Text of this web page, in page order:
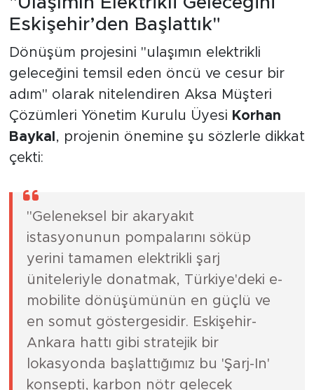
Eskişehir’den Başlattık"
Dönüşüm projesini "ulaşımın elektrikli
geleceğini temsil eden öncü ve cesur bir
adım" olarak nitelendiren Aksa Müşteri
Çözümleri Yönetim Kurulu Üyesi Korhan
Baykal , projenin önemine şu sözlerle dikkat
çekti:
"Geleneksel bir akaryakıt
istasyonunun pompalarını söküp
yerini tamamen elektrikli şarj
üniteleriyle donatmak, Türkiye'deki e-
mobilite dönüşümünün en güçlü ve
en somut göstergesidir. Eskişehir-
Ankara hattı gibi stratejik bir
lokasyonda başlattığımız bu 'Şarj-In'
konsepti, karbon nötr gelecek